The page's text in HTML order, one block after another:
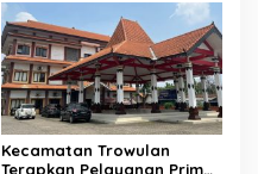
Kecamatan Trowulan
Terapkan Pelayanan Prima,